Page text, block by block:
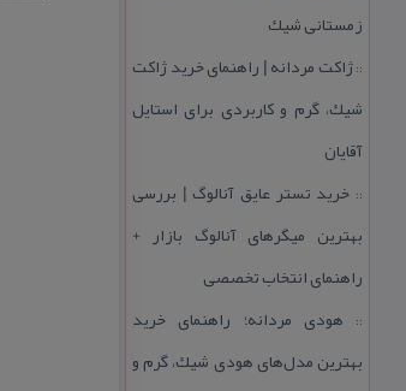
زمستانی شیك
::ژاكت مردانه | راهنمای خرید ژاكت
شیك، گرم و كاربردی برای استایل
آقایان
:: خرید تستر عایق آنالوگ | بررسی
بهترین میگرهای آنالوگ بازار +
راهنمای انتخاب تخصصی
:: هودی مردانه؛ راهنمای خرید
بهترین مدل‌های هودی شیك، گرم و